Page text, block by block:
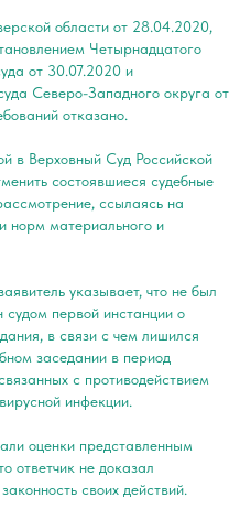
области от 28.04.2020,
Четырнадцатого
от 30.07.2020 и
Северо-Западного округа от
отказано.
в Верховный Суд Российской
состоявшиеся судебные
ссылаясь на
норм материального и
указывает, что не был
первой инстанции о
в связи с чем лишился
заседании в период
с противодействием
инфекции.
оценки представленным
ответчик не доказал
своих действий.